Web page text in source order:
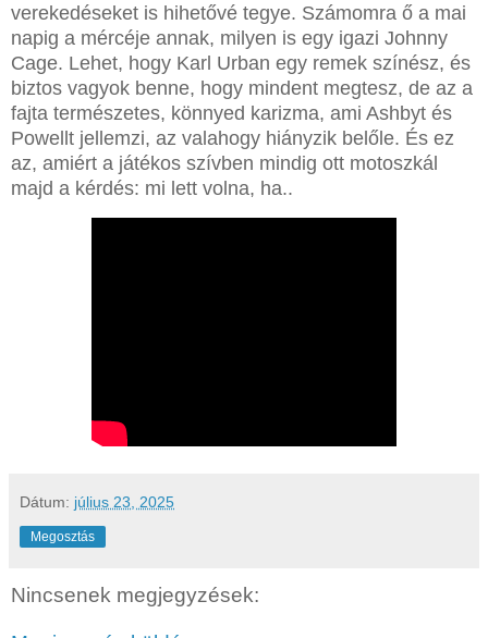
verekedéseket is hihetővé tegye. Számomra ő a mai
napig a mércéje annak, milyen is egy igazi Johnny
Cage. Lehet, hogy Karl Urban egy remek színész, és
biztos vagyok benne, hogy mindent megtesz, de az a
fajta természetes, könnyed karizma, ami Ashbyt és
Powellt jellemzi, az valahogy hiányzik belőle. És ez
az, amiért a játékos szívben mindig ott motoszkál
majd a kérdés: mi lett volna, ha..
Dátum: július 23, 2025
Megosztás
Nincsenek megjegyzések: